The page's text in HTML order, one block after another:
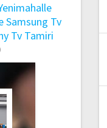
Samsung Tv
Tv Tamiri